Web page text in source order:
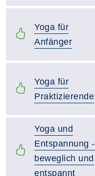
Yoga für
Anfänger
Yoga für
Praktizierende
Yoga und
Entspannung -
beweglich und
entspannt